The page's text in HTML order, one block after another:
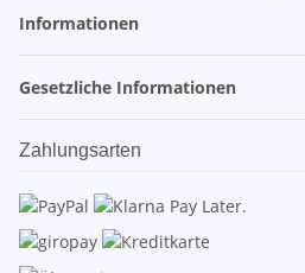
Informationen
Gesetzliche Informationen
Zahlungsarten